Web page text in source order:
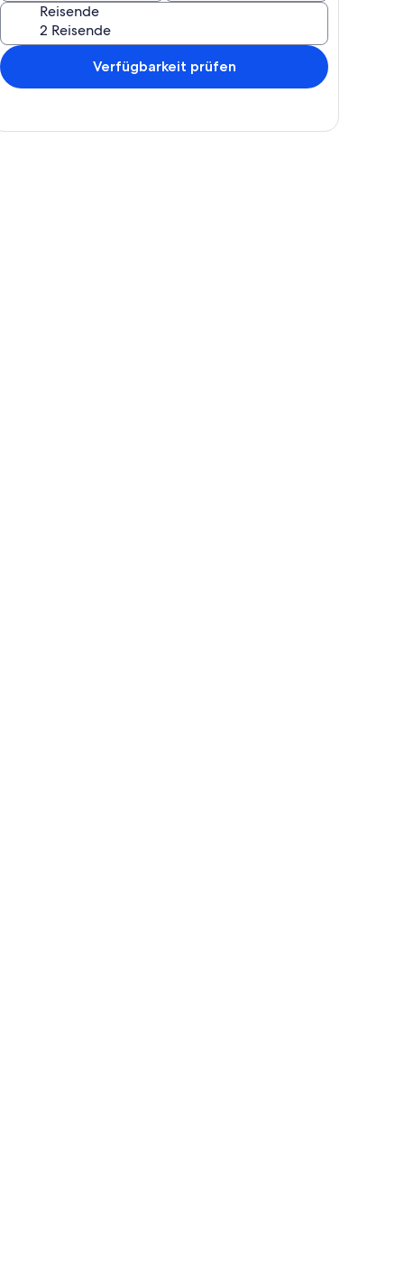
Reisende
Verfügbarkeit prüfen